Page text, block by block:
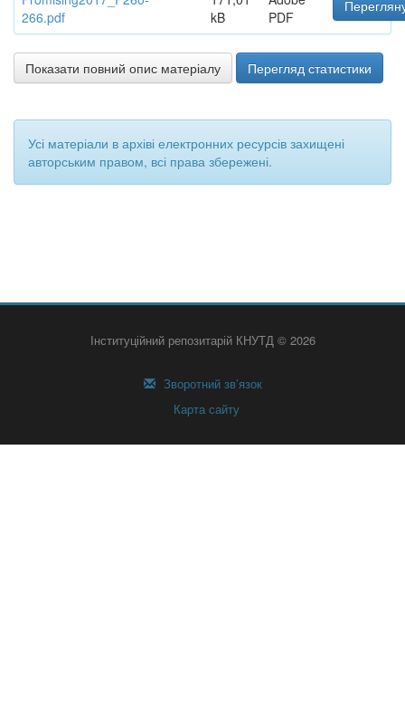
266.pdf
kB
PDF
Показати повний опис матеріалу Перегляд статистики
Усі матеріали в архіві електронних ресурсів захищені
авторським правом, всі права збережені.
Інституційний репозитарій КНУТД © 2026
Зворотний зв’язок
Карта сайту